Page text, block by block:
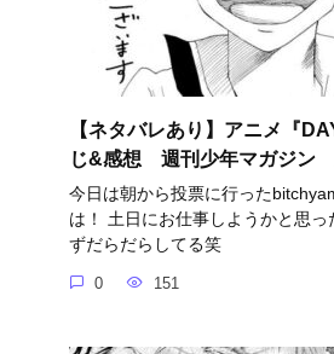
【ネタバレあり】アニメ『
じ&感想 週刊少年マガジン
今日は朝から投票に行った
は！ 土日にお仕事しようかと思っ
ずだらだらしてる笑
0 151